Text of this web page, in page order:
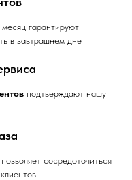
гарантируют
в завтрашнем дне
подтверждают нашу
позволяет сосредоточиться